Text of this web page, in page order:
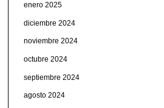
enero 2025
diciembre 2024
noviembre 2024
octubre 2024
septiembre 2024
agosto 2024